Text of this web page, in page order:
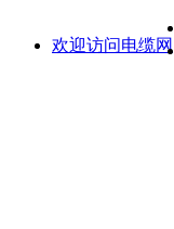
欢迎访问电缆网